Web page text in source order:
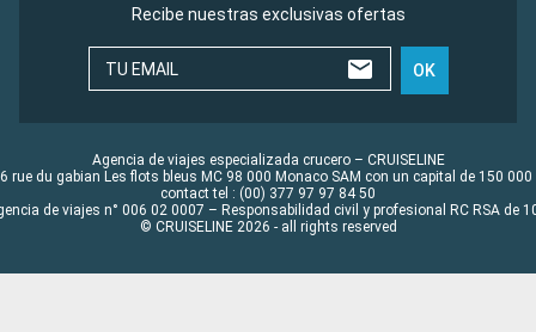
Recibe nuestras exclusivas ofertas
TU EMAIL OK
Agencia de viajes especializada crucero – CRUISELINE
rue du gabian Les flots bleus MC 98 000 Monaco SAM con un capital de 150 000
contact tel : (00) 377 97 97 84 50
de viajes n° 006 02 0007 – Responsabilidad civil y profesional RC RSA de
© CRUISELINE 2026 - all rights reserved